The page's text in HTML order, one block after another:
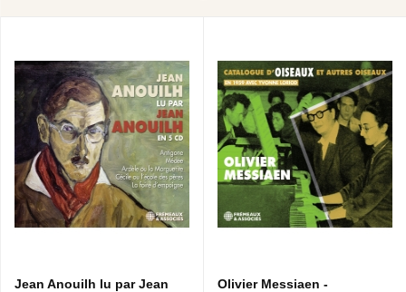
Jean Anouilh lu par Jean
Olivier Messiaen -